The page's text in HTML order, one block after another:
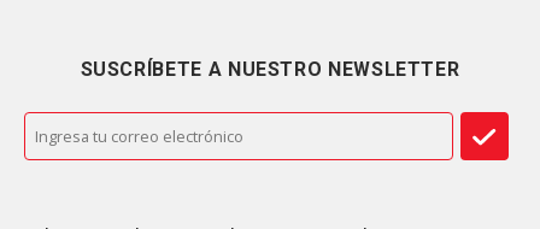
SUSCRÍBETE A NUESTRO NEWSLETTER